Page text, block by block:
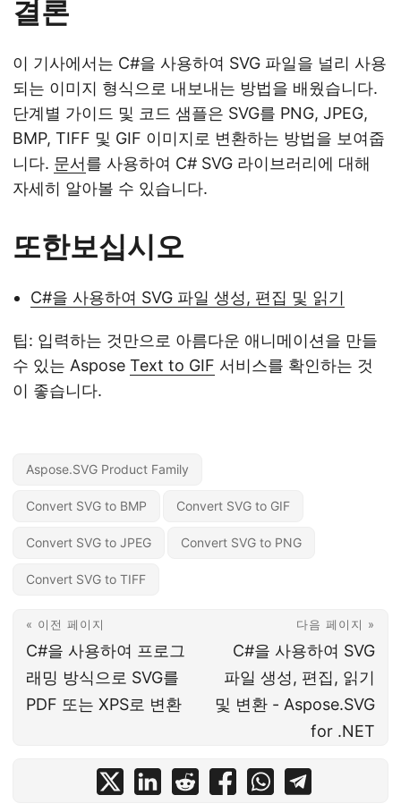
결론
이 기사에서는 C#을 사용하여 SVG 파일을 널리 사용
되는 이미지 형식으로 내보내는 방법을 배웠습니다.
단계별 가이드 및 코드 샘플은 SVG를 PNG, JPEG,
BMP, TIFF 및 GIF 이미지로 변환하는 방법을 보여줍
니다. 문서를 사용하여 C# SVG 라이브러리에 대해
자세히 알아볼 수 있습니다.
또한보십시오
C#을 사용하여 SVG 파일 생성, 편집 및 읽기
팁: 입력하는 것만으로 아름다운 애니메이션을 만들
수 있는 Aspose Text to GIF 서비스를 확인하는 것
이 좋습니다.
Aspose.SVG Product Family
Convert SVG to BMP Convert SVG to GIF
Convert SVG to JPEG Convert SVG to PNG
Convert SVG to TIFF
« 이전 페이지
C#을 사용하여 프로그
래밍 방식으로 SVG를
PDF 또는 XPS로 변환
다음 페이지 »
C#을 사용하여 SVG
파일 생성, 편집, 읽기
및 변환 - Aspose.SVG
for .NET